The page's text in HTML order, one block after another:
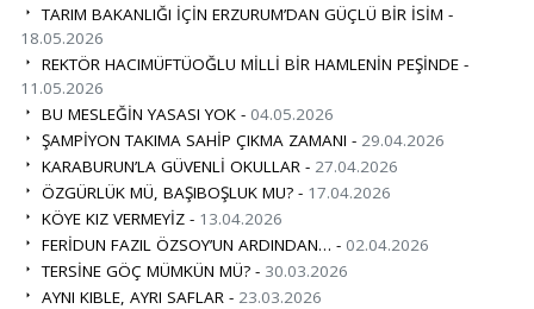
TARIM BAKANLIĞI İÇİN ERZURUM’DAN GÜÇLÜ BİR İSİM -
18.05.2026
REKTÖR HACIMÜFTÜOĞLU MİLLİ BİR HAMLENİN PEŞİNDE -
11.05.2026
BU MESLEĞİN YASASI YOK - 04.05.2026
ŞAMPİYON TAKIMA SAHİP ÇIKMA ZAMANI - 29.04.2026
KARABURUN’LA GÜVENLİ OKULLAR - 27.04.2026
ÖZGÜRLÜK MÜ, BAŞIBOŞLUK MU? - 17.04.2026
KÖYE KIZ VERMEYİZ - 13.04.2026
FERİDUN FAZIL ÖZSOY’UN ARDINDAN… - 02.04.2026
TERSİNE GÖÇ MÜMKÜN MÜ? - 30.03.2026
AYNI KIBLE, AYRI SAFLAR - 23.03.2026